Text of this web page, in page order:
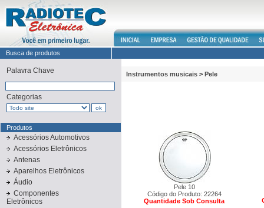
Busca de produtos
Palavra Chave
Categorias
Produtos
Acessórios Automotivos
Acessórios Eletrônicos
Antenas
Aparelhos Eletrônicos
Áudio
Componentes
Eletrônicos
Instrumentos musicais > Pele
Pele 10
Código do Produto: 22264
Quantidade Sob Consulta